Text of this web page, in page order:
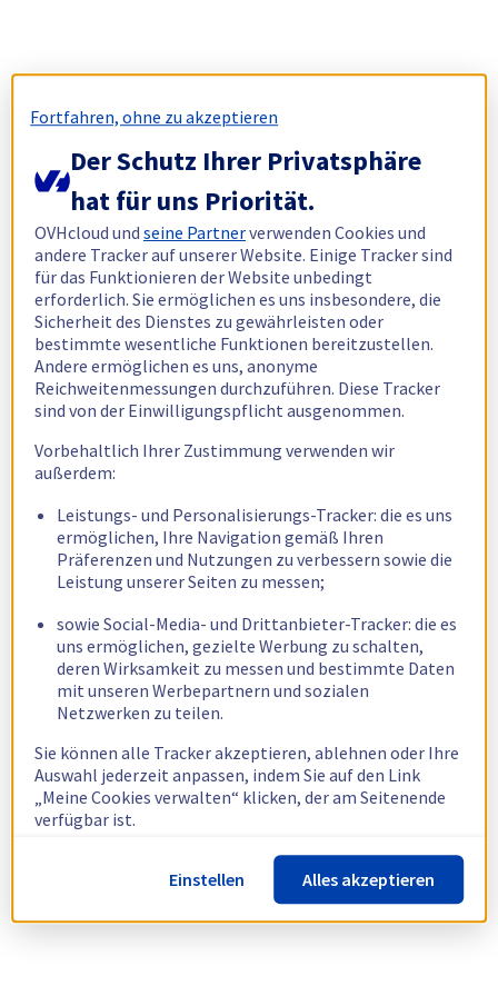
Fortfahren, ohne zu akzeptieren
Der Schutz Ihrer Privatsphäre
hat für uns Priorität.
OVHcloud undseine Partnerverwenden Cookies und
andere Tracker auf unserer Website. Einige Tracker sind
für das Funktionieren der Website unbedingt
erforderlich. Sie ermöglichen es uns insbesondere, die
Sicherheit des Dienstes zu gewährleisten oder
bestimmte wesentliche Funktionen bereitzustellen.
Andere ermöglichen es uns, anonyme
Reichweitenmessungen durchzuführen. Diese Tracker
sind von der Einwilligungspflicht ausgenommen.
Vorbehaltlich Ihrer Zustimmung verwenden wir
außerdem:
Leistungs- und Personalisierungs-Tracker: die es uns
ermöglichen, Ihre Navigation gemäß Ihren
Präferenzen und Nutzungen zu verbessern sowie die
Leistung unserer Seiten zu messen;
sowie Social-Media- und Drittanbieter-Tracker: die es
uns ermöglichen, gezielte Werbung zu schalten,
deren Wirksamkeit zu messen und bestimmte Daten
mit unseren Werbepartnern und sozialen
Netzwerken zu teilen.
Sie können alle Tracker akzeptieren, ablehnen oder Ihre
Auswahl jederzeit anpassen, indem Sie auf den Link
„Meine Cookies verwalten“ klicken, der am Seitenende
verfügbar ist.
Weitere Informationen finden Sie in unsererRichtlinie
zur Verwendung von Cookies.
Einstellen Alles akzeptieren